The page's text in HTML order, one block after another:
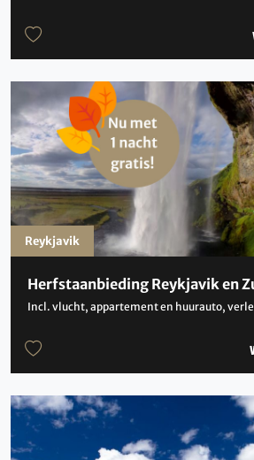
Herfstaanbieding Reykjavik en
Incl. vlucht, appartement en huurauto,
Reykjavik